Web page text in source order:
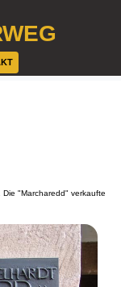
"Marcharedd" verkaufte